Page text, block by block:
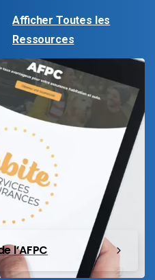
Afficher Toutes les
Ressources
l’AFPC